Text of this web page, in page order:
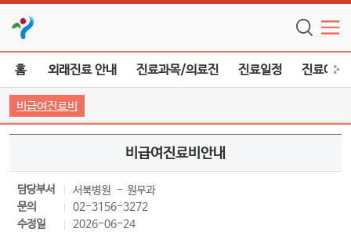
홈 외래진료 안내 진료과목/의료진 진료일정 진료예약
비급여진료비
비급여진료비안내
담당부서 서북병원
원무과
문의
02-3156-3272
수정일
2026-06-24